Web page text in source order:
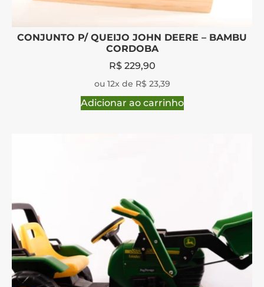
CONJUNTO P/ QUEIJO JOHN DEERE – BAMBU
CORDOBA
R$229,90
ou 12x de R$ 23,39
Adicionar ao carrinho